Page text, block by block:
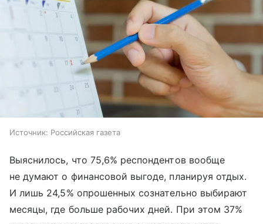
Источник: Российская газета
Выяснилось, что 75,6% респондентов вообще
не думают о финансовой выгоде, планируя отдых.
И лишь 24,5% опрошенных сознательно выбирают
месяцы, где больше рабочих дней. При этом 37%